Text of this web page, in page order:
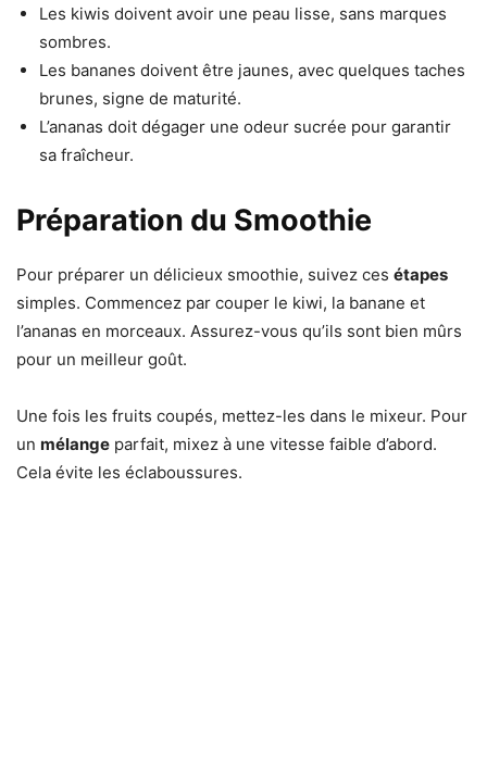
Les kiwis doivent avoir une peau lisse, sans marques
sombres.
Les bananes doivent être jaunes, avec quelques taches
brunes, signe de maturité.
L’ananas doit dégager une odeur sucrée pour garantir
sa fraîcheur.
Préparation du Smoothie
Pour préparer un délicieux smoothie, suivez ces étapes
simples. Commencez par couper le kiwi, la banane et
l’ananas en morceaux. Assurez-vous qu’ils sont bien mûrs
pour un meilleur goût.
Une fois les fruits coupés, mettez-les dans le mixeur. Pour
un mélange parfait, mixez à une vitesse faible d’abord.
Cela évite les éclaboussures.